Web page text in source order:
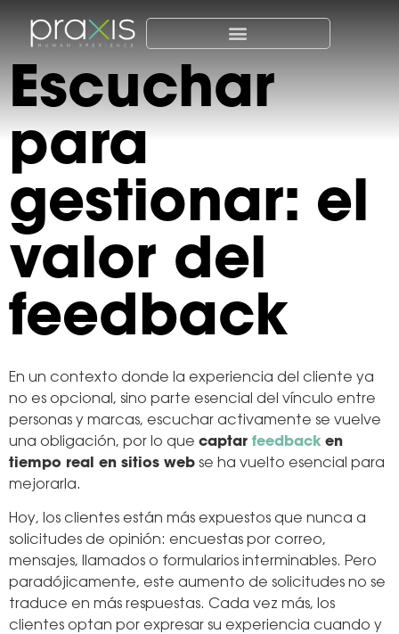
Escuchar
para
gestionar: el
valor del
feedback
En un contexto donde la experiencia del cliente ya
no es opcional, sino parte esencial del vínculo entre
personas y marcas, escuchar activamente se vuelve
una obligación, por lo que captar feedback en
tiempo real en sitios web se ha vuelto esencial para
mejorarla.
Hoy, los clientes están más expuestos que nunca a
solicitudes de opinión: encuestas por correo,
mensajes, llamados o formularios interminables. Pero
paradójicamente, este aumento de solicitudes no se
traduce en más respuestas. Cada vez más, los
clientes optan por expresar su experiencia cuando y